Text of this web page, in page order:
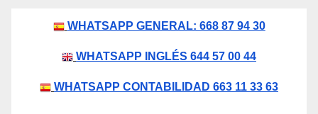
WHATSAPP GENERAL: 668 87 94 30
WHATSAPP INGLÉS 644 57 00 44
WHATSAPP CONTABILIDAD 663 11 33 63